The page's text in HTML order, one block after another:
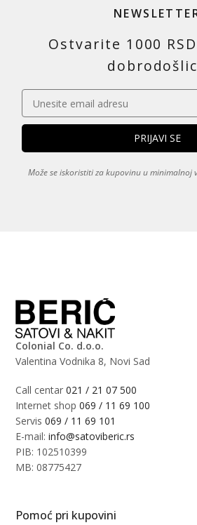
Ostvarite 1000
Može se iskoristiti za kupovinu u minimalnoj
Colonial Co. d.o.o.
Valentina Vodnika 8, Novi Sad
Call centar021 / 21 07 500
Internet shop069 / 11 69 100
Servis069 / 11 69 101
E-mail:info@satoviberic.rs
PIB: 102510399
MB: 08775427
Pomoć pri kupovini